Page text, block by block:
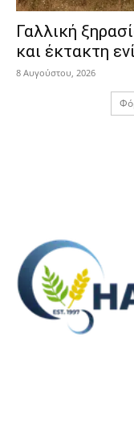
Γαλλική
και έκτακτη
8 Αυγούστου, 2026